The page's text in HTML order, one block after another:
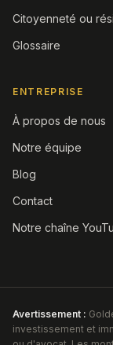
Citoyenneté ou
Glossaire
ENTREPRISE
À propos de nous
Notre équipe
Blog
Contact
Notre chaîne
Avertissement :
investissement et